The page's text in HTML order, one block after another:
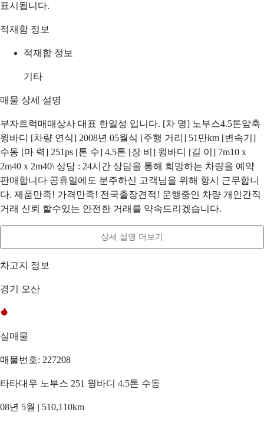
표시됩니다.
적재함 정보
적재함 정보
기타
매물 상세 설명
부자트럭매매상사 대표 한일성 입니다. [차 명] 노부스4.5톤앞축
윙바디 [차량 연식] 2008년 05월식 [주행 거리] 51만km [변속기]
수동 [마 력] 251ps [톤 수] 4.5톤 [장 비] 윙바디 [길 이] 7m10 x
2m40 x 2m40\ 상담 : 24시간 상담을 통해 희망하는 차량을 예약
판매합니다 공휴일에도 분주하신 고객님을 위해 항시 근무합니
다. 제품만족! 가격만족! 전국출장견적! 운행중인 차량 개인간직
거래 신뢰 할수있는 안전한 거래를 약속드리겠습니다.
상세 설명 더보기
차고지 정보
경기 오산
실매물
매물번호: 227208
타타대우 노부스 251 윙바디 4.5톤 수동
08년 5월 | 510,110km